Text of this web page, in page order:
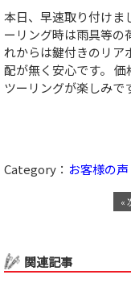
本日、早速取り付けま
ーリング時は雨具等の
れからは鍵付きのリア
配が無く安心です。
ツーリングが楽しみで
Category： お客様の声
«
関連記事